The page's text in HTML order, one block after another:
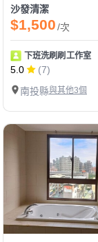
沙發清潔
$1,500/次
下班洗刷刷工作室
5.0
(7)
南投縣與其他3個